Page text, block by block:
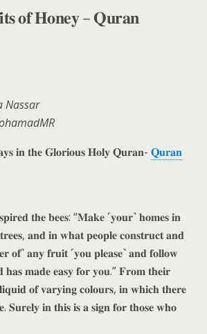
𝐨𝐟 𝐇𝐨𝐧𝐞𝐲 – 𝐐𝐮𝐫𝐚𝐧
Nassar
𝐢𝐧 𝐭𝐡𝐞 𝐆𝐥𝐨𝐫𝐢𝐨𝐮𝐬 𝐇𝐨𝐥𝐲 𝐐𝐮𝐫𝐚𝐧- 𝐐𝐮𝐫𝐚𝐧
𝐭𝐡𝐞 𝐛𝐞𝐞𝐬: “𝐌𝐚𝐤𝐞 ˹𝐲𝐨𝐮𝐫˺ 𝐡𝐨𝐦𝐞𝐬 𝐢𝐧
𝐚𝐧𝐝 𝐢𝐧 𝐰𝐡𝐚𝐭 𝐩𝐞𝐨𝐩𝐥𝐞 𝐜𝐨𝐧𝐬𝐭𝐫𝐮𝐜𝐭 𝐚𝐧𝐝
𝐨𝐟˺ 𝐚𝐧𝐲 𝐟𝐫𝐮𝐢𝐭 ˹𝐲𝐨𝐮 𝐩𝐥𝐞𝐚𝐬𝐞˺ 𝐚𝐧𝐝 𝐟𝐨𝐥𝐥𝐨𝐰
𝐦𝐚𝐝𝐞 𝐞𝐚𝐬𝐲 𝐟𝐨𝐫 𝐲𝐨𝐮.” 𝐅𝐫𝐨𝐦 𝐭𝐡𝐞𝐢𝐫
𝐨𝐟 𝐯𝐚𝐫𝐲𝐢𝐧𝐠 𝐜𝐨𝐥𝐨𝐮𝐫𝐬, 𝐢𝐧 𝐰𝐡𝐢𝐜𝐡 𝐭𝐡𝐞𝐫𝐞
𝐒𝐮𝐫𝐞𝐥𝐲 𝐢𝐧 𝐭𝐡𝐢𝐬 𝐢𝐬 𝐚 𝐬𝐢𝐠𝐧 𝐟𝐨𝐫 𝐭𝐡𝐨𝐬𝐞 𝐰𝐡𝐨